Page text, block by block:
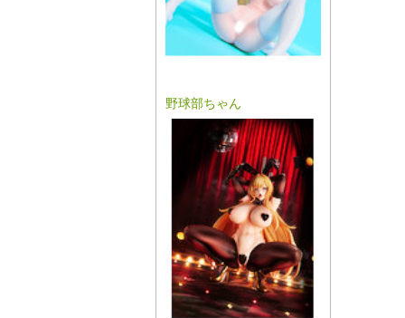
野球部ちゃん